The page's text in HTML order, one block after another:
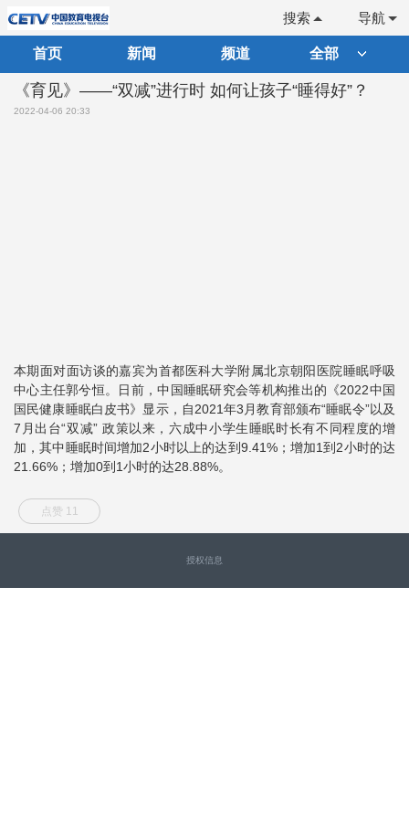
导航
搜索
首页 新闻 频道 全部
《育见》——“双减”进行时 如何让孩子“睡得好”？
2022-04-06 20:33
本期面对面访谈的嘉宾为首都医科大学附属北京朝阳医院睡眠呼吸
中心主任郭兮恒。日前，中国睡眠研究会等机构推出的《2022中国
国民健康睡眠白皮书》显示，自2021年3月教育部颁布“睡眠令”以及
7月出台“双减” 政策以来，六成中小学生睡眠时长有不同程度的增
加，其中睡眠时间增加2小时以上的达到9.41%；增加1到2小时的达
21.66%；增加0到1小时的达28.88%。
点赞 11
授权信息